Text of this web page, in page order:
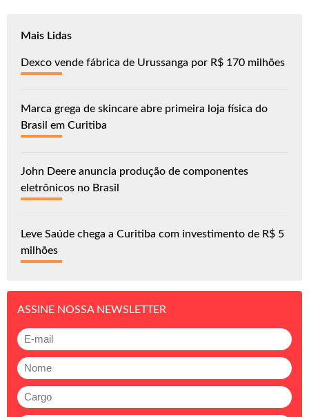
Mais Lidas
Dexco vende fábrica de Urussanga por R$ 170 milhões
Marca grega de skincare abre primeira loja física do
Brasil em Curitiba
John Deere anuncia produção de componentes
eletrônicos no Brasil
Leve Saúde chega a Curitiba com investimento de R$ 5
milhões
ASSINE NOSSA NEWSLETTER